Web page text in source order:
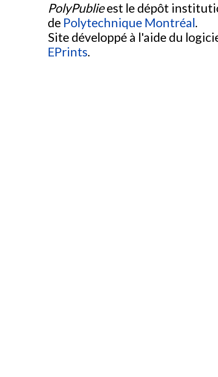
PolyPublieest le dépôt
de Polytechnique Montréal.
Site développé à l'aide du
EPrints.